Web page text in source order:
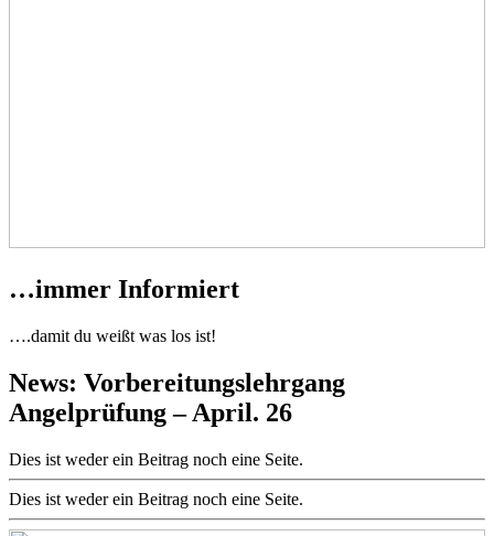
…immer Informiert
….damit du weißt was los ist!
News: Vorbereitungslehrgang
Angelprüfung – April. 26
Dies ist weder ein Beitrag noch eine Seite.
Dies ist weder ein Beitrag noch eine Seite.